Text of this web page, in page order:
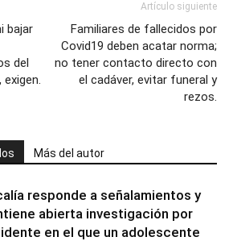
bajar
del
Artículo siguiente
Familiares de fallecidos por
Covid19 deben acatar norma;
no tener contacto directo con
el cadáver, evitar funeral y
rezos.
Más del autor
responde a señalamientos y
abierta investigación por
en el que un adolescente